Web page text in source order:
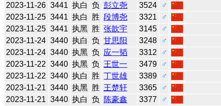
2023-11-26 3441 执白 负 彭立尧 3524
♂
2023-11-25 3441 执白 胜 段博尧 3321
♂
2023-11-25 3441 执黑 胜 张歆宇 3145
♂
2023-11-24 3440 执白 负 甘思阳 3248
♂
2023-11-24 3440 执黑 负 应一韬 3312
♂
2023-11-22 3440 执黑 负 王世一 3479
♂
2023-11-22 3440 执白 胜 丁世雄 3389
♂
2023-11-21 3440 执黑 胜 王楚轩 3365
♂
2023-11-21 3440 执白 负 陈豪鑫 3377
♂